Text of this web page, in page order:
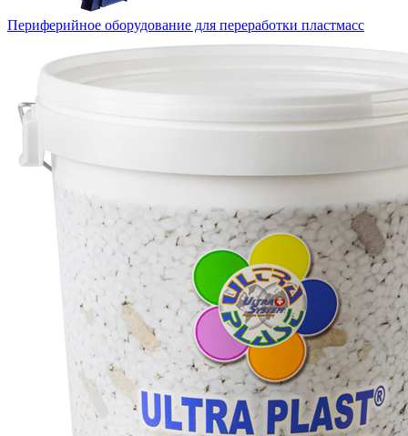
Периферийное оборудование для переработки пластмасс